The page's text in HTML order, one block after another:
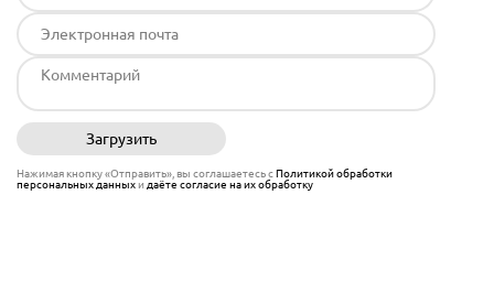
Загрузить
Нажимая кнопку «Отправить», вы соглашаетесь сПолитикой обработки
персональных данныхи даёте согласие на их обработку